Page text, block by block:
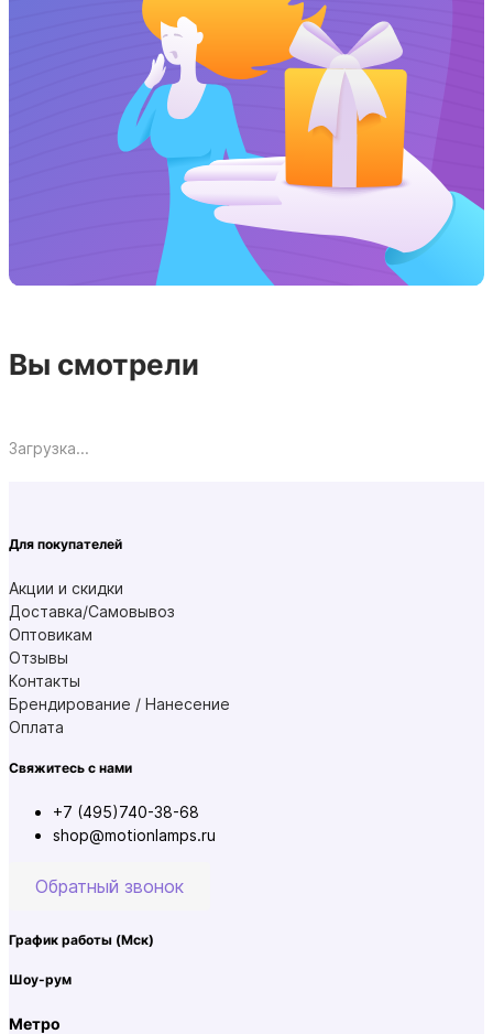
Вы смотрели
Загрузка...
Для покупателей
Акции и скидки
Доставка/Самовывоз
Оптовикам
Отзывы
Контакты
Брендирование / Нанесение
Оплата
Свяжитесь с нами
+7 (495)740-38-68
shop@motionlamps.ru
Обратный звонок
График работы (Мск)
Шоу-рум
Метро